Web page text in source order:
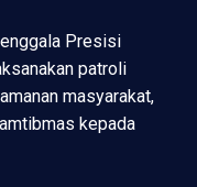
Presisi
patroli
masyarakat,
kepada